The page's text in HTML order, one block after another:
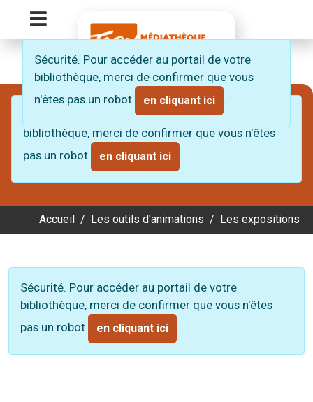
Menu Principal
Retour à l'accueil du site de la médiathèque
Sécurité. Pour accéder au portail de votre
bibliothèque, merci de confirmer que vous
n'êtes pas un robot
en cliquant ici
.
Sécurité. Pour accéder au portail de votre
bibliothèque, merci de confirmer que vous n'êtes
pas un robot
en cliquant ici .
Accueil Les outils d'animations Les expositions
Sécurité. Pour accéder au portail de votre
bibliothèque, merci de confirmer que vous n'êtes
pas un robot
en cliquant ici .
Panneau de gestion des cookies